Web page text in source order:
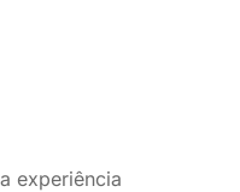
experiência